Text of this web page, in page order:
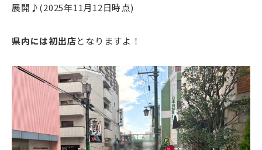
展開♪(2025年11月12日時点)
県内には初出店となりますよ！